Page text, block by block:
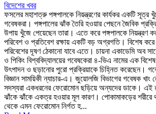
বিদেশের খবর
ফসলের মহাশত্রু পঙ্গপালকে নিয়ন্ত্রণের কার্যকর একটি সূত্র
গবেষকরা। পঙ্গপালের ঝাঁক তৈরি হওয়ার পেছনে জৈবিক
উপায় খুঁজে পেয়েছেন তারা। এতে করে পঙ্গপালকে নিয়ন্ত্রণ
পরিবেশ ও প্রতিবেশ রক্ষায় একটি বড় অগ্রগতি। বিশেষ করে
পরিবেশের দূষণ ঠেকানো যাবে এতে। চায়না একাডেমি অব
ও পিকিং বিশ্ববিদ্যালয়ের গবেষকেরা ৪-ভিএ নামের এক
উৎপাদন ও ছড়ানোর পুরো প্রক্রিয়াকে চিহ্নিত করেছেন।
বিজ্ঞান সাময়িকী ন্যাচার-এ। জুয়োলজি বিভাগের গবেষক খাং
সদস্যরা একধরনের ফেরোমোন ছড়িয়ে অন্যদের ডাকে। এই
ঝাঁকে ঝাঁকে একত্র হওয়ার মূল কারণ। পোকামাকড়ের শরীরে
থেকে এমন ফেরোমোন নির্গত হ...